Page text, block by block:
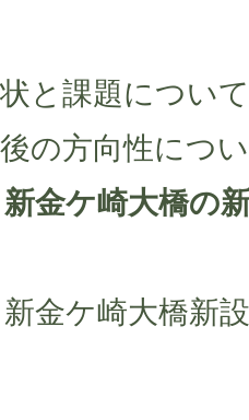
と課題について
後の方向性につ
新金ケ崎大橋の
新金ケ崎大橋新